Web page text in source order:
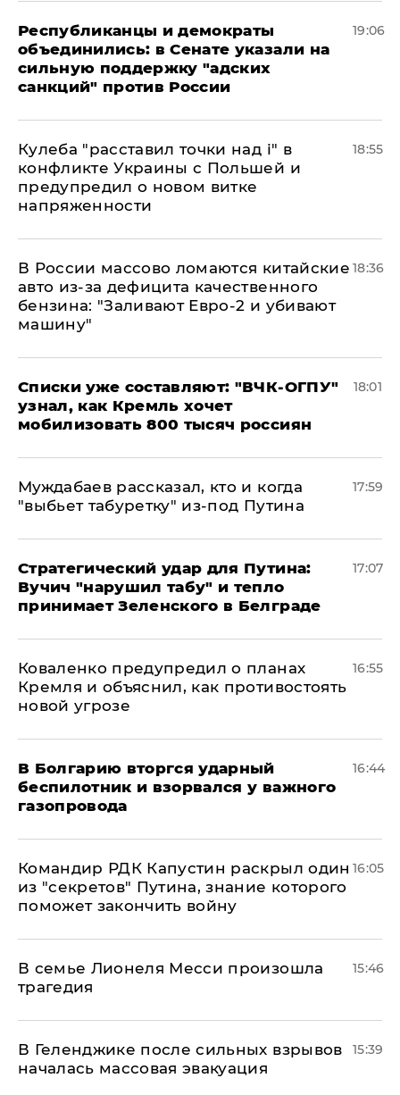
Республиканцы и демократы
объединились: в Сенате указали на
сильную поддержку "адских
санкций" против России
19:06
Кулеба "расставил точки над і" в
конфликте Украины с Польшей и
предупредил о новом витке
напряженности
18:55
В России массово ломаются китайские
авто из-за дефицита качественного
бензина: "Заливают Евро-2 и убивают
машину"
18:36
Списки уже составляют: "ВЧК-ОГПУ"
узнал, как Кремль хочет
мобилизовать 800 тысяч россиян
18:01
Муждабаев рассказал, кто и когда
"выбьет табуретку" из-под Путина
17:59
Стратегический удар для Путина:
Вучич "нарушил табу" и тепло
принимает Зеленского в Белграде
17:07
Коваленко предупредил о планах
Кремля и объяснил, как противостоять
новой угрозе
16:55
В Болгарию вторгся ударный
беспилотник и взорвался у важного
газопровода
16:44
Командир РДК Капустин раскрыл один
из "секретов" Путина, знание которого
поможет закончить войну
16:05
В семье Лионеля Месси произошла
трагедия
15:46
В Геленджике после сильных взрывов
началась массовая эвакуация
15:39